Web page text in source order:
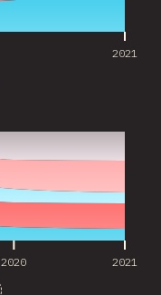
2021
2020 2021